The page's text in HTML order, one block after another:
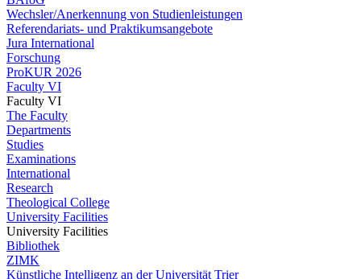
Wechsler/Anerkennung von Studienleistungen
Referendariats- und Praktikumsangebote
Jura International
Forschung
ProKUR 2026
Faculty VI
Faculty VI
The Faculty
Departments
Studies
Examinations
International
Research
Theological College
University Facilities
University Facilities
Bibliothek
ZIMK
Künstliche Intelligenz an der Universität Trier